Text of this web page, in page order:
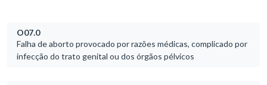
O07.0
Falha de aborto provocado por razões médicas, complicado por
infecção do trato genital ou dos órgãos pélvicos